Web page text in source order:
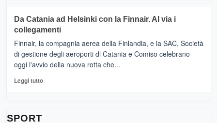
tappe
dell’enoturismo
RANDAZZO
–
Ci
siamo
quasi….
pronti
per
Da Catania ad Helsinki con la Finnair. Al via i
collegamenti
Finnair, la compagnia aerea della Finlandia, e la SAC, Società
di gestione degli aeroporti di Catania e Comiso celebrano
oggi l'avvio della nuova rotta che...
Leggi tuttoLeggi
SPORT